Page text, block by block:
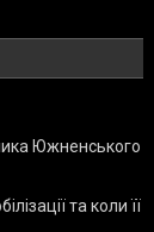
Южненського
та коли її